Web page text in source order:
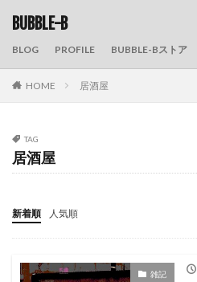
BUBBLE-B
BLOG PROFILE BUBBLE-Bストア
HOME 居酒屋
TAG
居酒屋
新着順 人気順
雑記